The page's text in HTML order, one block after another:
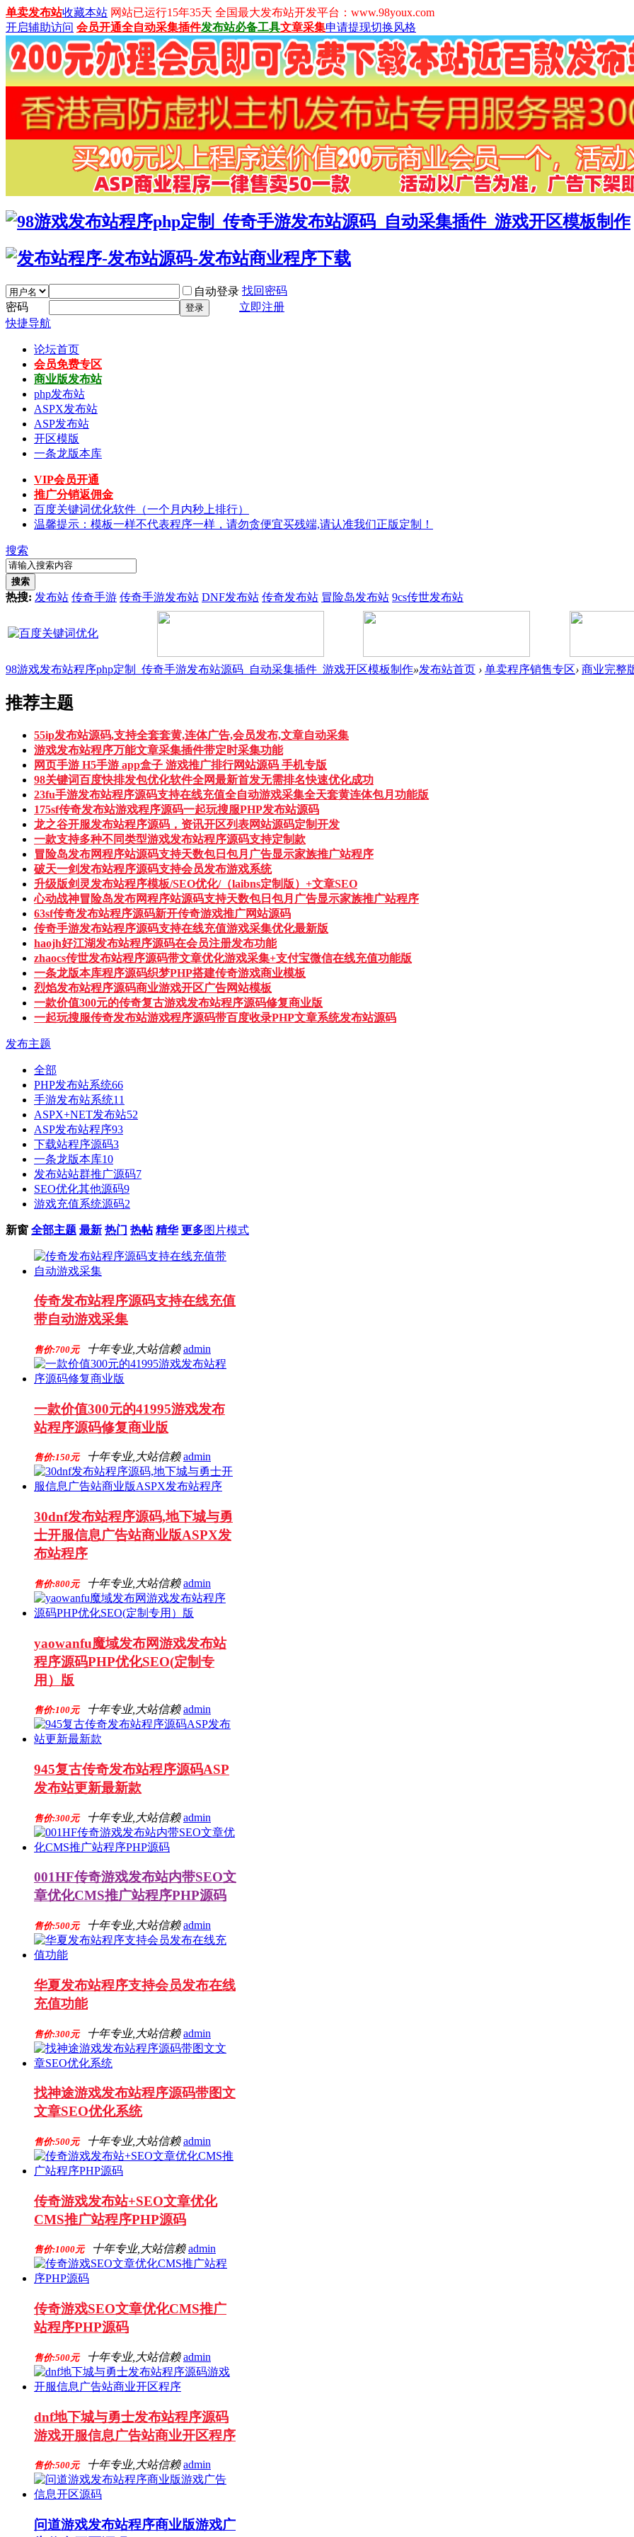
单卖发布站收藏本站 网站已运行15年35天 全国最大发布站开发平台：www.98youx.com
开启辅助访问 会员开通全自动采集插件发布站必备工具文章采集申请提现切换风格
自动登录 找回密码
密码
登录
立即注册
快捷导航
论坛首页
会员免费专区
商业版发布站
php发布站
ASPX发布站
ASP发布站
开区模版
一条龙版本库
VIP会员开通
推广分销返佣金
百度关键词优化软件（一个月内秒上排行）
温馨提示：模板一样不代表程序一样，请勿贪便宜买残端,请认准我们正版定制！
搜索
搜索
热搜: 发布站 传奇手游 传奇手游发布站 DNF发布站 传奇发布站 冒险岛发布站 9cs传世发布站
98游戏发布站程序php定制_传奇手游发布站源码_自动采集插件_游戏开区模板制作»发布站首页 › 单卖程序销售专区› 商业完整
推荐主题
55ip发布站源码,支持全套套黄,连体广告,会员发布,文章自动采集
游戏发布站程序万能文章采集插件带定时采集功能
网页手游 H5手游 app盒子 游戏推广排行网站源码 手机专版
98关键词百度快排发包优化软件全网最新首发无需排名快速优化成功
23fu手游发布站程序源码支持在线充值全自动游戏采集全天套黄连体包月功能版
175sf传奇发布站游戏程序源码一起玩搜服PHP发布站源码
龙之谷开服发布站程序源码，资讯开区列表网站源码定制开发
一款支持多种不同类型游戏发布站程序源码支持定制款
冒险岛发布网程序站源码支持天数包日包月广告显示家族推广站程序
破天一剑发布站程序源码支持会员发布游戏系统
升级版剑灵发布站程序模板/SEO优化/（laibns定制版）+文章SEO
心动战神冒险岛发布网程序站源码支持天数包日包月广告显示家族推广站程序
63sf传奇发布站程序源码新开传奇游戏推广网站源码
传奇手游发布站程序源码支持在线充值游戏采集优化最新版
haojh好江湖发布站程序源码在会员注册发布功能
zhaocs传世发布站程序源码带文章优化游戏采集+支付宝微信在线充值功能版
一条龙版本库程序源码织梦PHP搭建传奇游戏商业模板
烈焰发布站程序源码商业游戏开区广告网站模板
一款价值300元的传奇复古游戏发布站程序源码修复商业版
一起玩搜服传奇发布站游戏程序源码带百度收录PHP文章系统发布站源码
发布主题
全部
PHP发布站系统66
手游发布站系统11
ASPX+NET发布站52
ASP发布站程序93
下载站程序源码3
一条龙版本库10
发布站站群推广源码7
SEO优化其他源码9
游戏充值系统源码2
新窗 全部主题 最新 热门 热帖 精华 更多图片模式
传奇发布站程序源码支持在线充值
带自动游戏采集
售价:700元 十年专业,大站信赖admin
一款价值300元的41995游戏发布
站程序源码修复商业版
售价:150元 十年专业,大站信赖admin
30dnf发布站程序源码,地下城与勇
士开服信息广告站商业版ASPX发
布站程序
售价:800元 十年专业,大站信赖admin
yaowanfu魔域发布网游戏发布站
程序源码PHP优化SEO(定制专
用）版
售价:100元 十年专业,大站信赖admin
945复古传奇发布站程序源码ASP
发布站更新最新款
售价:300元 十年专业,大站信赖admin
001HF传奇游戏发布站内带SEO文
章优化CMS推广站程序PHP源码
售价:500元 十年专业,大站信赖admin
华夏发布站程序支持会员发布在线
充值功能
售价:300元 十年专业,大站信赖admin
找神途游戏发布站程序源码带图文
文章SEO优化系统
售价:500元 十年专业,大站信赖admin
传奇游戏发布站+SEO文章优化
CMS推广站程序PHP源码
售价:1000元 十年专业,大站信赖admin
传奇游戏SEO文章优化CMS推广
站程序PHP源码
售价:500元 十年专业,大站信赖admin
dnf地下城与勇士发布站程序源码
游戏开服信息广告站商业开区程序
售价:500元 十年专业,大站信赖admin
问道游戏发布站程序商业版游戏广